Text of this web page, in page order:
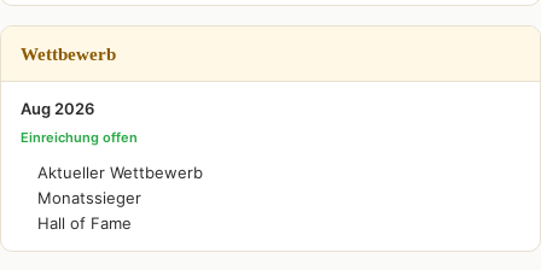
Wettbewerb
Aug 2026
Einreichung offen
Aktueller Wettbewerb
Monatssieger
Hall of Fame